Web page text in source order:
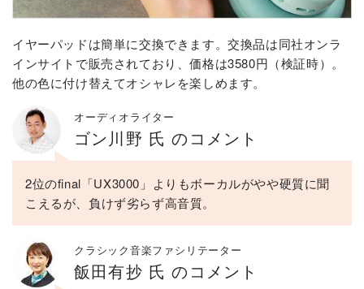
イヤーパッドは簡単に交換できます。交換品は同社オンラ
インサイトで販売されており、価格は3580円（検証時）。
他の色に付け替えてオシャレを楽しめます。
オーディオライター
ゴン川野 氏 のコメント
2位のfinal「UX3000」よりもボーカルがやや硬質に聞
こえるが、負けず劣らず高音質。
クラシック音楽ファシリテーター
飯田有抄 氏 のコメント